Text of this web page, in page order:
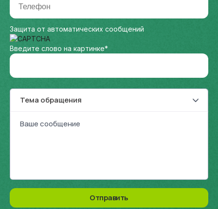
Защита от автоматических сообщений
Введите слово на картинке*
Тема обращения
Отправить